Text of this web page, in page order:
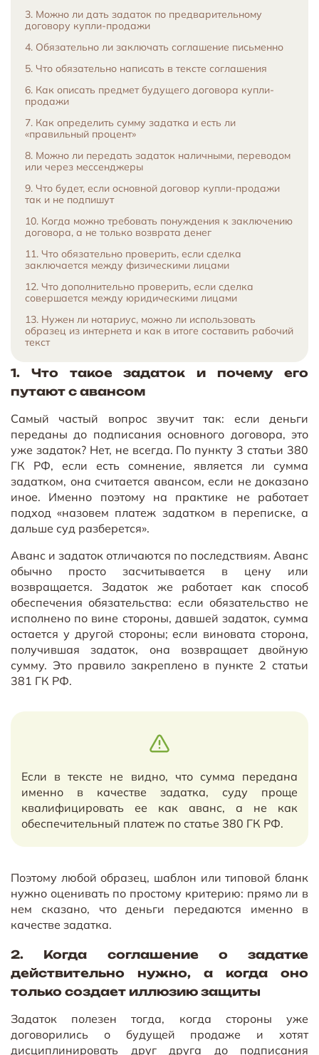
1. Что такое задаток и почему его
путают с авансом
Самый частый вопрос звучит так: если деньги
переданы до подписания основного договора, это
уже задаток? Нет, не всегда. По пункту 3 статьи 380
ГК РФ, если есть сомнение, является ли сумма
задатком, она считается авансом, если не доказано
иное. Именно поэтому на практике не работает
подход «назовем платеж задатком в переписке, а
дальше суд разберется».
Аванс и задаток отличаются по последствиям. Аванс
обычно просто засчитывается в цену или
возвращается. Задаток же работает как способ
обеспечения обязательства: если обязательство не
исполнено по вине стороны, давшей задаток, сумма
остается у другой стороны; если виновата сторона,
получившая задаток, она возвращает двойную
сумму. Это правило закреплено в пункте 2 статьи
381 ГК РФ.
Если в тексте не видно, что сумма передана
именно в качестве задатка, суду проще
квалифицировать ее как аванс, а не как
обеспечительный платеж по статье 380 ГК РФ.
Поэтому любой образец, шаблон или типовой бланк
нужно оценивать по простому критерию: прямо ли в
нем сказано, что деньги передаются именно в
качестве задатка.
2. Когда соглашение о задатке
действительно нужно, а когда оно
только создает иллюзию защиты
Задаток полезен тогда, когда стороны уже
договорились о будущей продаже и хотят
дисциплинировать друг друга до подписания
3. Можно ли дать задаток по предварительному
договору купли-продажи
4. Обязательно ли заключать соглашение письменно
5. Что обязательно написать в тексте соглашения
6. Как описать предмет будущего договора купли-
продажи
7. Как определить сумму задатка и есть ли
«правильный процент»
8. Можно ли передать задаток наличными, переводом
или через мессенджеры
9. Что будет, если основной договор купли-продажи
так и не подпишут
10. Когда можно требовать понуждения к заключению
договора, а не только возврата денег
11. Что обязательно проверить, если сделка
заключается между физическими лицами
12. Что дополнительно проверить, если сделка
совершается между юридическими лицами
13. Нужен ли нотариус, можно ли использовать
образец из интернета и как в итоге составить рабочий
текст